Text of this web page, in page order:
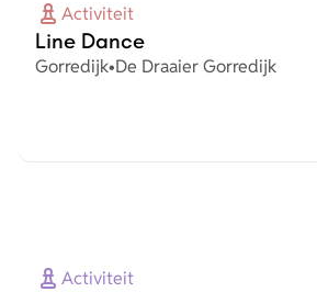
Activiteit
Line Dance
Plaats
Gorredijk•Organisatie
De Draaier Gorredijk
Activiteit